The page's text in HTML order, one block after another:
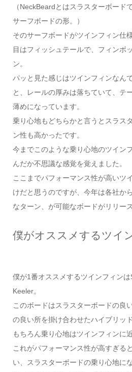
（NeckBeardとはスラスターボード
サーフボードの形。）
そのサーフボードがツインフィン仕
目はフィッシュテールで、フィンボ
ン。
パッと見た感じはツインフィンなん
と、レールの厚みは落ちていて、テ
薄めになっています。
乗り心地もどちらかと言うとスラス
ン性も高かったです。
今までこのような乗り心地のツイン
んだか不思議な感覚を覚えました。
ここまでパフォーマンス性が高いツ
けだと思うのですが、今年は各社か
なターン、が可能なボードがリリー
僕がオススメするツイ
僕が1番オススメするツインフィン
Keeler。
このボードはスラスターボードの良
の良い所を掛け合わせたハイブリッ
もちろん乗り心地はツインフィンに
これがパフォーマンス性が高すぎる
い、スラスターボードの乗り心地に